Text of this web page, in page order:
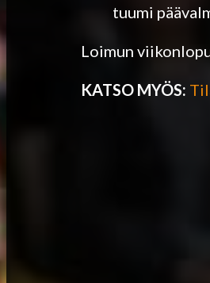
tuumi
Loimun
KATSO MYÖS: